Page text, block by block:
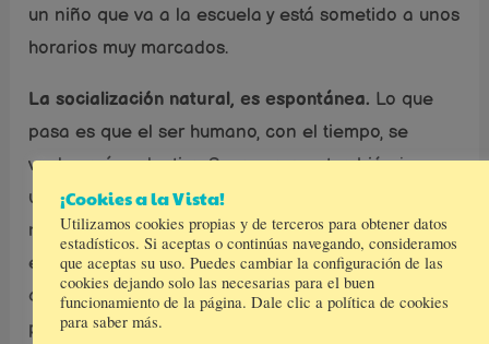
un niño que va a la escuela y está sometido a unos
horarios muy marcados.
La socialización natural, es espontánea. Lo que
pasa es que el ser humano, con el tiempo, se
vuelve más selectivo. Supongo que también juega
un papel importante la sociedad. La socialización
no entiende ni de edades, ni de razas. Hablar con
el vecino, con alguien más pequeño o más mayor
que tú. Hablar con diferentes personas de distintas
profesiones o países. Eso es socializar.
¡Cookies a la Vista!
Utilizamos cookies propias y de terceros para obtener datos
estadísticos. Si aceptas o continúas navegando, consideramos
que aceptas su uso. Puedes cambiar la configuración de las
cookies dejando solo las necesarias para el buen
funcionamiento de la página. Dale clic a política de cookies
para saber más.